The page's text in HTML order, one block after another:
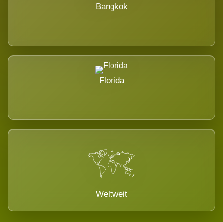
Bangkok
Florida
Weltweit